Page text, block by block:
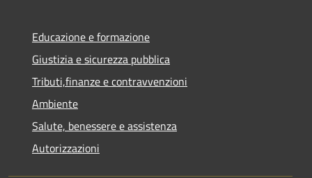
Educazione e formazione
Giustizia e sicurezza pubblica
Tributi,finanze e contravvenzioni
Ambiente
Salute, benessere e assistenza
Autorizzazioni